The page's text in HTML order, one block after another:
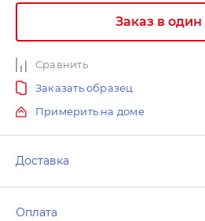
Заказ в один
Сравнить
Заказать образец
Примерить на доме
Доставка
Оплата